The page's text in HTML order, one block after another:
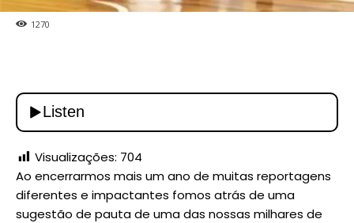
1270
Visualizações: 704
Ao encerrarmos mais um ano de muitas reportagens
diferentes e impactantes fomos atrás de uma
sugestão de pauta de uma das nossas milhares de